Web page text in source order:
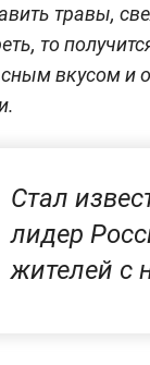
травы,
то
вкусом и
Стал
лидер
жителей с